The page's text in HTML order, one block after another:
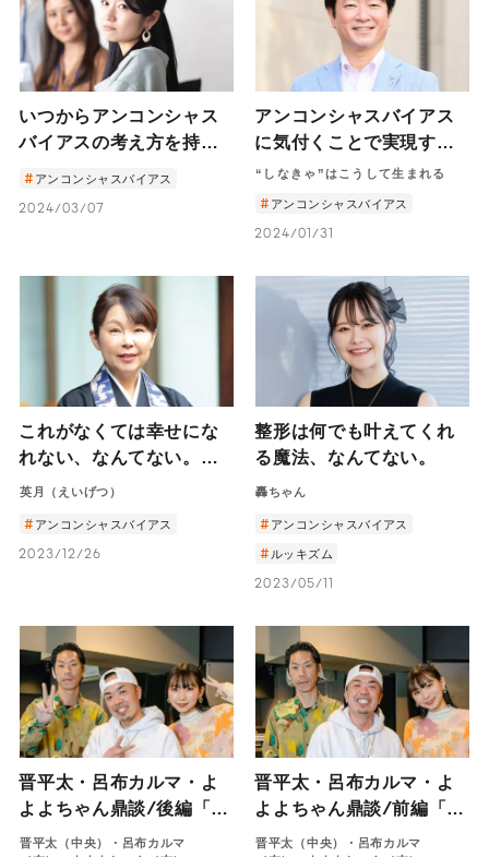
いつからアンコンシャス
バイアスの考え方を持
み
アンコンシャスバイアス
2024/03/07
アンコンシャスバイアス
に気付くことで実現する
「ひとりひとりがイキイ
キと活躍する社会」｜一
事・守屋智敬
“しなきゃ”はこうして生まれる
アンコンシャスバイアス
2024/01/31
これがなくては幸せにな
れない、なんてない。―
お見合いに苦しんで渡米
伝えたいこと―
英月（えいげつ）
アンコンシャスバイアス
2023/12/26
整形は何でも叶えてくれ
る魔法、なんてない。
轟ちゃん
アンコンシャスバイアス
ルッキズム
2023/05/11
晋平太・呂布カルマ・よ
よよちゃん鼎談/後編「ヒ
ップホップ教に入ろう。
晋平太（中央）・呂布カルマ
晋平太・呂布カルマ・よ
よよちゃん鼎談/前編「人
と違うということは、面
晋平太（中央）・呂布カルマ